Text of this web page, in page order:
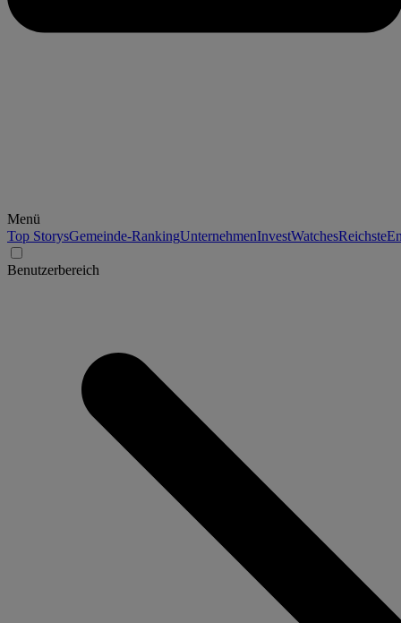
Menü
Top StorysGemeinde-RankingUnternehmenInvestWatchesReichste
Benutzerbereich